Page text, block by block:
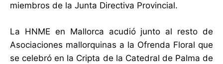
miembros de la Junta Directiva Provincial.
La HNME en Mallorca acudió junto al resto de
Asociaciones mallorquinas a la Ofrenda Floral que
se celebró en la Cripta de la Catedral de Palma de